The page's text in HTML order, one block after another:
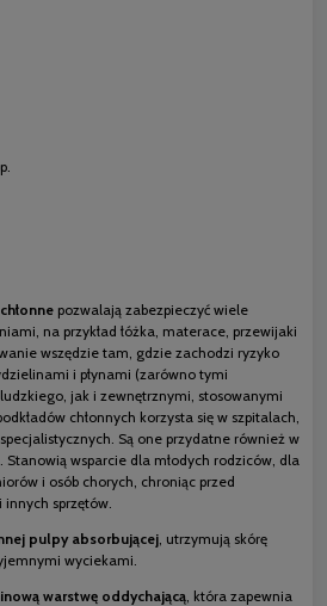
pozwalają zabezpieczyć wiele
na przykład łóżka, materace, przewijaki
wszędzie tam, gdzie zachodzi ryzyko
i płynami (zarówno tymi
jak i zewnętrznymi, stosowanymi
chłonnych korzysta się w szpitalach,
Są one przydatne również w
wsparcie dla młodych rodziców, dla
i osób chorych, chroniąc przed
sprzętów.
pulpy absorbującej , utrzymują skórę
wyciekami.
warstwę oddychającą , która zapewnia